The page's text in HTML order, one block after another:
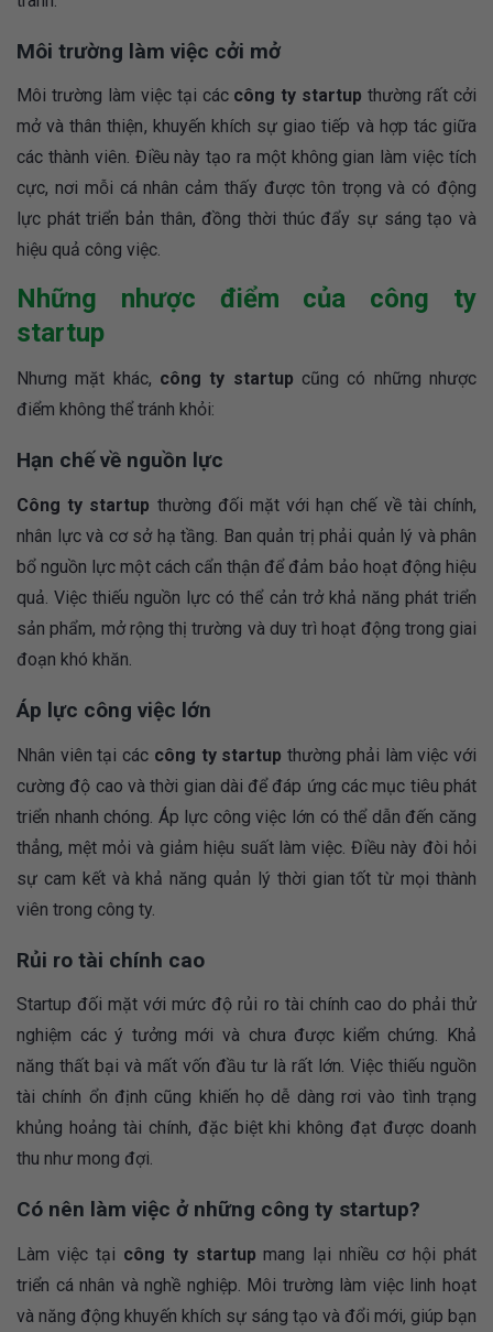
Môi trường làm việc cởi mở
Môi trường làm việc tại các công ty startup thường rất cởi
mở và thân thiện, khuyến khích sự giao tiếp và hợp tác giữa
các thành viên. Điều này tạo ra một không gian làm việc tích
cực, nơi mỗi cá nhân cảm thấy được tôn trọng và có động
lực phát triển bản thân, đồng thời thúc đẩy sự sáng tạo và
hiệu quả công việc.
Những nhược điểm của công ty
startup
Nhưng mặt khác, công ty startup cũng có những nhược
điểm không thể tránh khỏi:
Hạn chế về nguồn lực
Công ty startup thường đối mặt với hạn chế về tài chính,
nhân lực và cơ sở hạ tầng. Ban quản trị phải quản lý và phân
bổ nguồn lực một cách cẩn thận để đảm bảo hoạt động hiệu
quả. Việc thiếu nguồn lực có thể cản trở khả năng phát triển
sản phẩm, mở rộng thị trường và duy trì hoạt động trong giai
đoạn khó khăn.
Áp lực công việc lớn
Nhân viên tại các công ty startup thường phải làm việc với
cường độ cao và thời gian dài để đáp ứng các mục tiêu phát
triển nhanh chóng. Áp lực công việc lớn có thể dẫn đến căng
thẳng, mệt mỏi và giảm hiệu suất làm việc. Điều này đòi hỏi
sự cam kết và khả năng quản lý thời gian tốt từ mọi thành
viên trong công ty.
Rủi ro tài chính cao
Startup đối mặt với mức độ rủi ro tài chính cao do phải thử
nghiệm các ý tưởng mới và chưa được kiểm chứng. Khả
năng thất bại và mất vốn đầu tư là rất lớn. Việc thiếu nguồn
tài chính ổn định cũng khiến họ dễ dàng rơi vào tình trạng
khủng hoảng tài chính, đặc biệt khi không đạt được doanh
thu như mong đợi.
Có nên làm việc ở những công ty startup?
Làm việc tại công ty startup mang lại nhiều cơ hội phát
triển cá nhân và nghề nghiệp. Môi trường làm việc linh hoạt
và năng động khuyến khích sự sáng tạo và đổi mới, giúp bạn